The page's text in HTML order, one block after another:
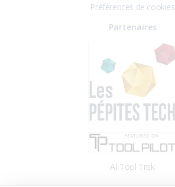
Préférences de cookies
Partenaires
AI Tool Trek